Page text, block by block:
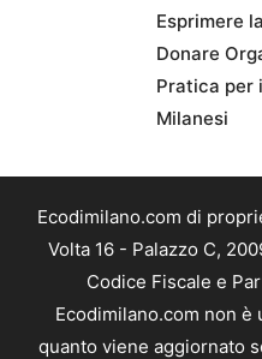
Esprimere
Donare
Pratica per
Milanesi
Ecodimilano.com di
Volta 16 - Palazzo C,
Codice Fiscale e
Ecodimilano.com non è
quanto viene aggiornato